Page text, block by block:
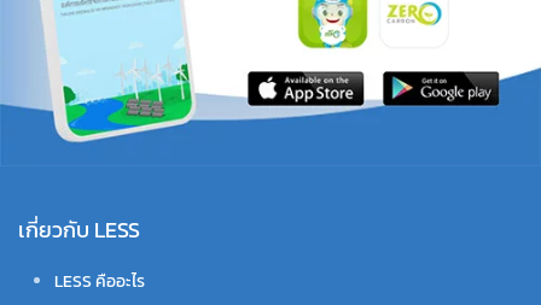
เกี่ยวกับ LESS
LESS คืออะไร